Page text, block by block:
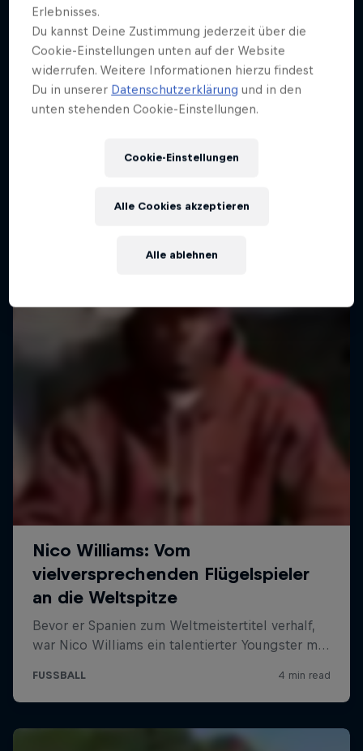
Leeds United FC vs. RB Leipzig
Erlebnisses.
Du kannst Deine Zustimmung jederzeit über die
Cookie-Einstellungen unten auf der Website
widerrufen. Weitere Informationen hierzu findest
Du in unserer Datenschutzerklärung und in den
unten stehenden Cookie-Einstellungen.
Cookie-Einstellungen
Alle ablehnen
Alle Cookies akzeptieren